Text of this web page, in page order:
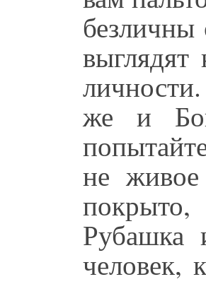
же и
не
Рубашка
человек,